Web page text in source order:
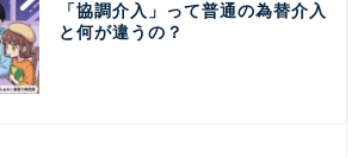
「協調介入」って普通の為替介入
と何が違うの？